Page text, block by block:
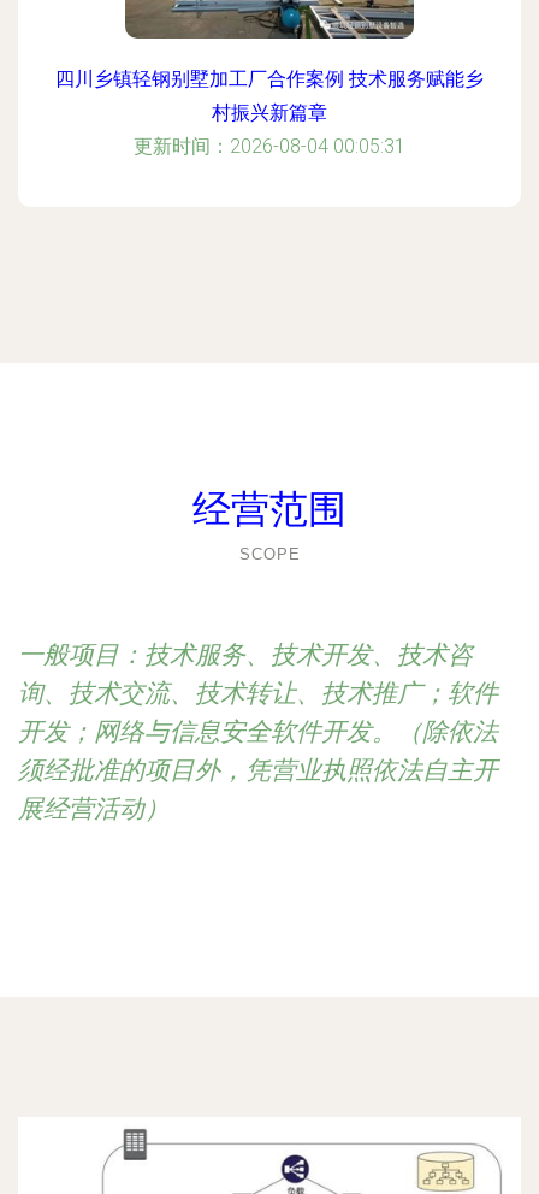
四川乡镇轻钢别墅加工厂合作案例 技术服务赋能乡
村振兴新篇章
更新时间：2026-08-04 00:05:31
经营范围
SCOPE
一般项目：技术服务、技术开发、技术咨
询、技术交流、技术转让、技术推广；软件
开发；网络与信息安全软件开发。（除依法
须经批准的项目外，凭营业执照依法自主开
展经营活动）